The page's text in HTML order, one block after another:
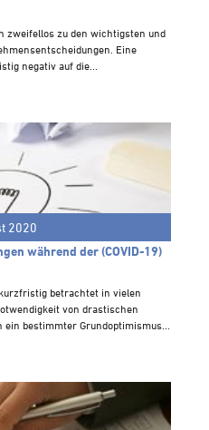
A-Z
zweifellos zu den wichtigsten und
Eine
negativ auf die...
2020
während der (COVID-19)
betrachtet in vielen
von drastischen
bestimmter Grundoptimismus...